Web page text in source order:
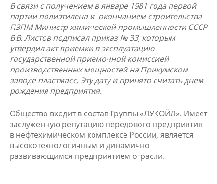
В связи сполучением в январе 1981 года первой
партии полиэтилена и окончанием строительства
ПЗПМ Министр химической промышленности СССР
В.В. Листов подписал приказ № 33, которым
утвердил акт приемки в эксплуатацию
государственной приемочной комиссией
производственных мощностей на Прикумском
заводе пластмасс. Эту дату и принято считать днем
рождения предприятия.
Общество входит в состав Группы «ЛУКОЙЛ». Имеет
заслуженную репутацию передового предприятия
в нефтехимическом комплексе России, является
высокотехнологичным и динамично
развивающимся предприятием отрасли.